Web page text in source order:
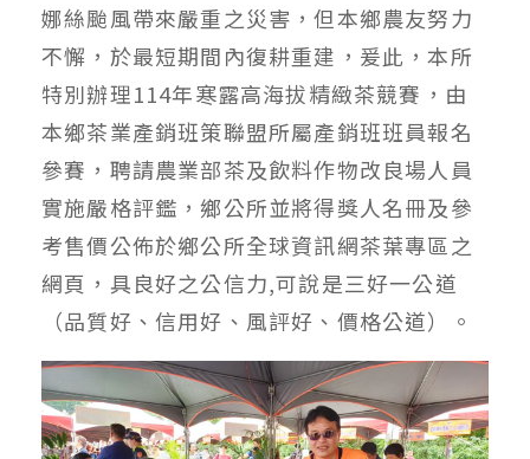
娜絲颱風帶來嚴重之災害，但本鄉農友努力
不懈，於最短期間內復耕重建，爰此，本所
特別辦理114年寒露高海拔精緻茶競賽，由
本鄉茶業產銷班策聯盟所屬產銷班班員報名
參賽，聘請農業部茶及飲料作物改良場人員
實施嚴格評鑑，鄉公所並將得獎人名冊及參
考售價公佈於鄉公所全球資訊網茶葉專區之
網頁，具良好之公信力,可說是三好一公道
（品質好、信用好、風評好、價格公道）。